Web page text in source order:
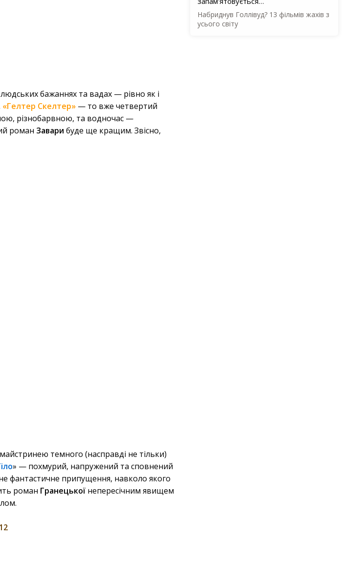
бажаннях та вадах — рівно як і
«Гелтер Скелтер» — то вже четвертий
різнобарвною, та водночас —
роман Завари буде ще кращим. Звісно,
темного (насправді не тільки)
» — похмурий, напружений та сповнений
фантастичне припущення, навколо якого
роман Гранецької непересічним явищем
Набриднув Голлівуд? 13 фільмів жахів з
усього світу